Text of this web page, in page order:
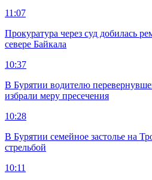
11:07
Прокуратура через суд добилась
севере Байкала
10:37
В Бурятии водителю
избрали меру пресечения
10:28
В Бурятии семейное застолье на
стрельбой
10:11